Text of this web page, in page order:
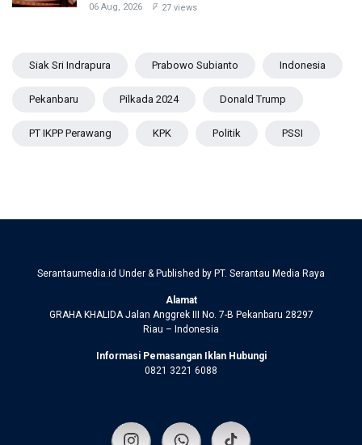
06 Aug, 2026 27 views
Siak Sri Indrapura Prabowo Subianto Indonesia
Pekanbaru Pilkada 2024 Donald Trump
PT IKPP Perawang KPK Politik PSSI
Serantaumedia.id Under & Published by PT. Serantau Media Raya
Alamat
GRAHA KHALIDA Jalan Anggrek III No. 7-B Pekanbaru 28297
Riau – Indonesia
Informasi Pemasangan Iklan Hubungi
0821 3221 6088